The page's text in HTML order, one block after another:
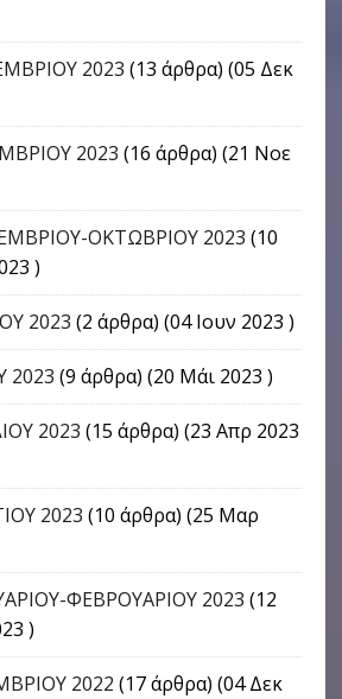
2023 (13 άρθρα) (05 Δεκ
2023 (16 άρθρα) (21 Νοε
ΟΚΤΩΒΡΙΟΥ 2023 (10
)
2023 (2 άρθρα) (04 Ιουν 2023 )
2023 (9 άρθρα) (20 Μάι 2023 )
2023 (15 άρθρα) (23 Απρ 2023
2023 (10 άρθρα) (25 Μαρ
ΦΕΒΡΟΥΑΡΙΟΥ 2023 (12
)
2022 (17 άρθρα) (04 Δεκ